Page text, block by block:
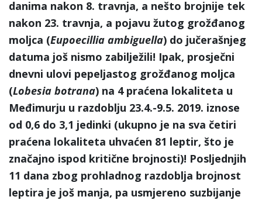
danima nakon 8. travnja, a nešto brojnije tek
nakon 23. travnja, a pojavu žutog grožđanog
moljca (Eupoecillia ambiguella) do jučerašnjeg
datuma još nismo zabilježili! Ipak, prosječni
dnevni ulovi pepeljastog grožđanog moljca
(Lobesia botrana) na 4 praćena lokaliteta u
Međimurju u razdoblju 23.4.-9.5. 2019. iznose
od 0,6 do 3,1 jedinki (ukupno je na sva četiri
praćena lokaliteta uhvaćen 81 leptir, što je
značajno ispod kritične brojnosti)! Posljednjih
11 dana zbog prohladnog razdoblja brojnost
leptira je još manja, pa usmjereno suzbijanje